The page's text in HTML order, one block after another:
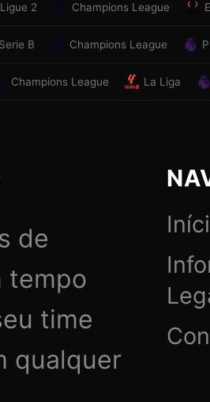
Ligue 2 Champions League
Serie B Champions League
Champions League La Liga
de
tempo
time
qualquer